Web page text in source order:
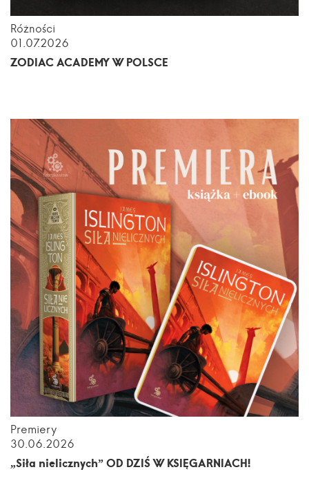
Różności
01.07.2026
ZODIAC ACADEMY W POLSCE
Premiery
30.06.2026
„Siła nielicznych” OD DZIŚ W KSIĘGARNIACH!